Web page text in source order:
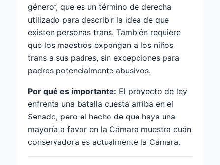
género”, que es un término de derecha
utilizado para describir la idea de que
existen personas trans. También requiere
que los maestros expongan a los niños
trans a sus padres, sin excepciones para
padres potencialmente abusivos.
Por qué es importante: El proyecto de ley
enfrenta una batalla cuesta arriba en el
Senado, pero el hecho de que haya una
mayoría a favor en la Cámara muestra cuán
conservadora es actualmente la Cámara.